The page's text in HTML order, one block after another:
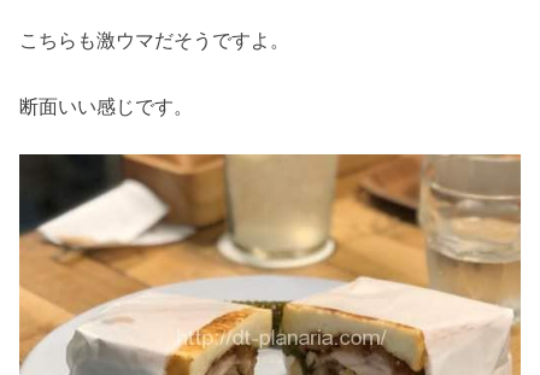
こちらも激ウマだそうですよ。
断面いい感じです。